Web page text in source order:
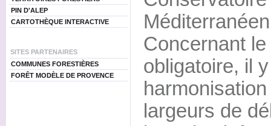
PIN D'ALEP
CARTOTHÈQUE INTERACTIVE
SITES PARTENAIRES
COMMUNES FORESTIÈRES
FORÊT MODÈLE DE PROVENCE
Concernant
obligatoire, il
largeurs de